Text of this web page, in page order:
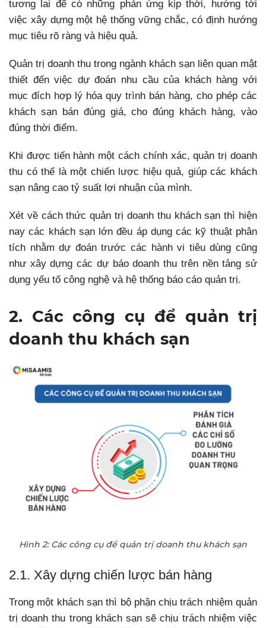
tương lai để có những phản ứng kịp thời, hướng tới
việc xây dựng một hệ thống vững chắc, có định hướng
mục tiêu rõ ràng và hiệu quả.
Quản trị doanh thu trong ngành khách sạn liên quan mật
thiết đến việc dự đoán nhu cầu của khách hàng với
mục đích hợp lý hóa quy trình bán hàng, cho phép các
khách sạn bán đúng giá, cho đúng khách hàng, vào
đúng thời điểm.
Khi được tiến hành một cách chính xác, quản trị doanh
thu có thể là một chiến lược hiệu quả, giúp các khách
sạn nâng cao tỷ suất lợi nhuận của mình.
Xét về cách thức quản trị doanh thu khách sạn thì hiện
nay các khách sạn lớn đều áp dụng các kỹ thuật phân
tích nhằm dự đoán trước các hành vi tiêu dùng cũng
như xây dựng các dự báo doanh thu trên nền tảng sử
dụng yếu tố công nghệ và hệ thống báo cáo quản trị.
2. Các công cụ để quản trị
doanh thu khách sạn
Hình 2: Các công cụ để quản trị doanh thu khách sạn
2.1. Xây dựng chiến lược bán hàng
Trong một khách sạn thì bộ phận chịu trách nhiệm quản
trị doanh thu trong khách sạn sẽ chịu trách nhiệm việc